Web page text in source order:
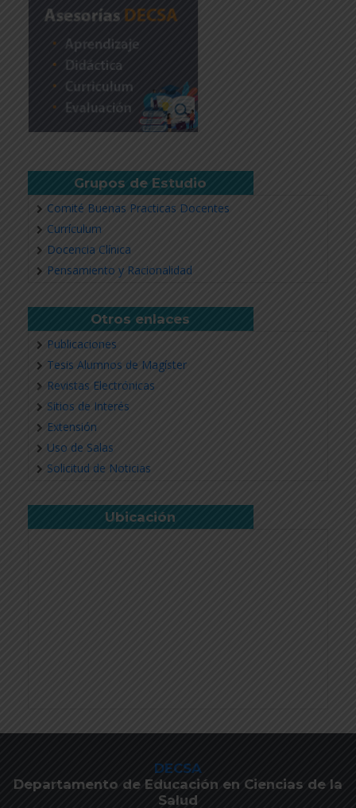
Grupos de Estudio
Comité Buenas Practicas Docentes
Currículum
Docencia Clínica
Pensamiento y Racionalidad
Otros enlaces
Publicaciones
Tesis Alumnos de Magíster
Revistas Electrónicas
Sitios de Interés
Extensión
Uso de Salas
Solicitud de Noticias
Ubicación
DECSA
Departamento de Educación en Ciencias de la
Salud